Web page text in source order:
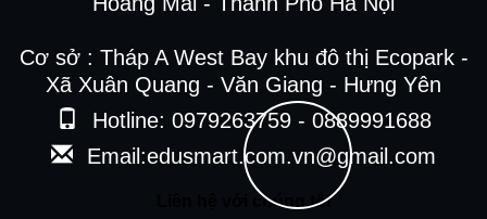
Cơ sở : Tháp A West Bay khu đô thị Ecopark -
Xã Xuân Quang - Văn Giang - Hưng Yên
Hotline: 0979263759 - 0889991688
Email:edusmart.com.vn@gmail.com
Liên hệ với chúng tôi